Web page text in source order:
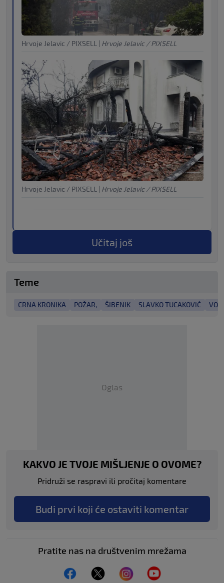
Hrvoje Jelavic / PIXSELL | Hrvoje Jelavic / PIXSELL
Hrvoje Jelavic / PIXSELL | Hrvoje Jelavic / PIXSELL
Učitaj još
Teme
CRNA KRONIKA POŽAR, ŠIBENIK SLAVKO TUCAKOVIĆ
Oglas
KAKVO JE TVOJE MIŠLJENJE O OVOME?
Pridruži se raspravi ili pročitaj komentare
Budi prvi koji će ostaviti komentar
Pratite nas na društvenim mrežama